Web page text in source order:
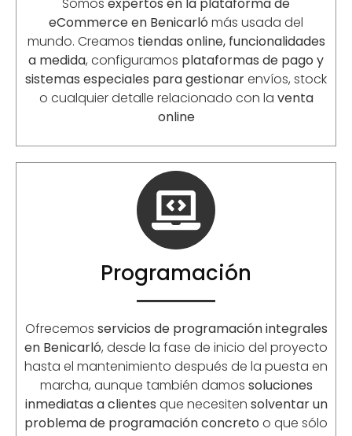
eCommerce en Benicarló más usada del
mundo. Creamos tiendas online, funcionalidades
a medida, configuramos plataformas de pago y
sistemas especiales para gestionarenvíos, stock
o cualquier detalle relacionado con la venta
online
Programación
Ofrecemos servicios de programación integrales
en Benicarló, desde la fase de inicio del proyecto
hasta el mantenimiento después de la puesta en
marcha, aunque también damos soluciones
inmediatas a clientes que necesiten solventar un
problema de programación concreto o que sólo